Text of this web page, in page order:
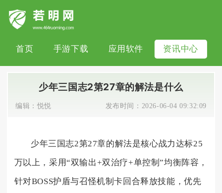
首页 手游下载 应用软件 资讯中心
少年三国志2第27章的解法是什么
编辑： 悦悦 发布时间： 2026-06-04 09:32:09
少年三国志2第27章的解法是核心战力达标25
万以上，采用“双输出+双治疗+单控制”均衡阵容，
针对BOSS护盾与召怪机制卡回合释放技能，优先